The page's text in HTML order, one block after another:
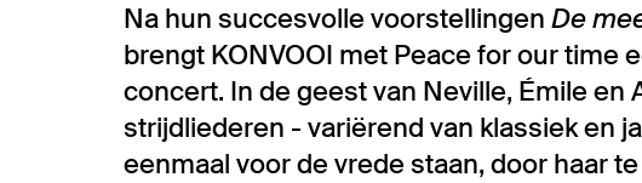
Na hun succesvolle voorstellingen De
brengt KONVOOI met Peace for our time
concert. In de geest van Neville, Émile en
strijdliederen - variërend van klassiek en
eenmaal voor de vrede staan, door haar